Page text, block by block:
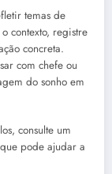
temas de
contexto, registre
concreta.
com chefe ou
do sonho em
consulte um
que pode ajudar a